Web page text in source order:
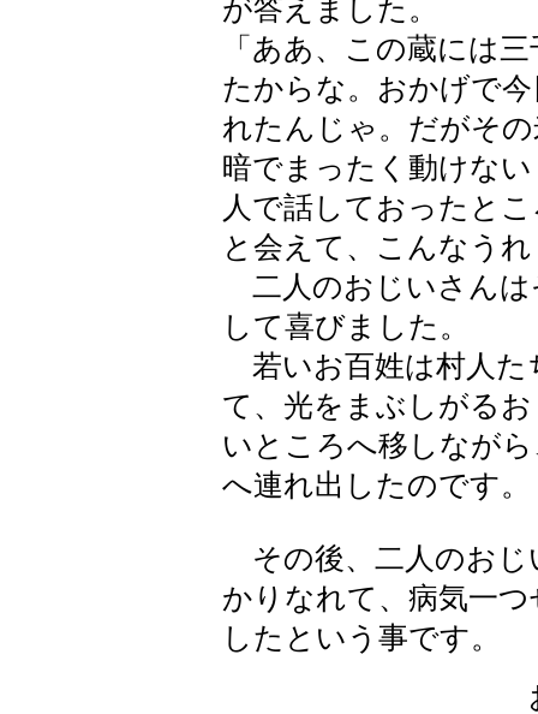
が答えました。
「ああ、この蔵には
たからな。おかげで
れたんじゃ。だがそ
暗でまったく動けな
人で話しておったと
と会えて、こんなう
二人のおじいさんは
して喜びました。
若いお百姓は村人た
て、光をまぶしがる
いところへ移しなが
へ連れ出したのです。
その後、二人のおじ
かりなれて、病気一
したという事です。